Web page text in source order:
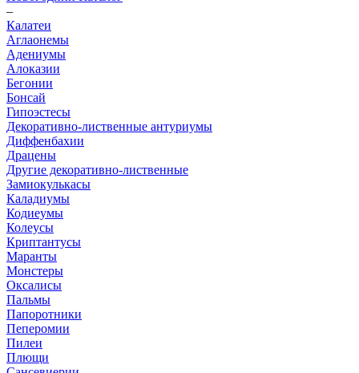
–
Калатеи
Аглаонемы
Адениумы
Алоказии
Бегонии
Бонсай
Гипоэстесы
Декоративно-лиственные антуриумы
Диффенбахии
Драцены
Другие декоративно-лиственные
Замиокулькасы
Каладиумы
Кодиеумы
Колеусы
Криптантусы
Маранты
Монстеры
Оксалисы
Пальмы
Папоротники
Пеперомии
Пилеи
Плющи